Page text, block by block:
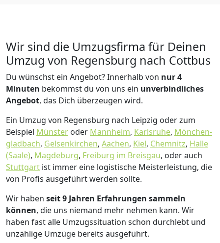
Wir sind die Umzugsfirma für Deinen
Umzug von Regensburg nach Cottbus
Du wünschst ein Angebot? Innerhalb von nur 4
Minuten bekommst du von uns ein unverbindliches
Angebot, das Dich überzeugen wird.
Ein Umzug von Regensburg nach Leipzig oder zum
Beispiel Münster oder Mannheim, Karlsruhe, Mönchen­
gladbach, Gelsenkirchen, Aachen, Kiel, Chemnitz, Halle
(Saale), Magdeburg, Freiburg im Breisgau, oder auch
Stuttgart ist immer eine logistische Meisterleistung, die
von Profis ausgeführt werden sollte.
Wir haben seit9 Jahren Erfahrungen sammeln
können, die uns niemand mehr nehmen kann. Wir
haben fast alle Umzugssituation schon durchlebt und
unzählige Umzüge bereits ausgeführt.